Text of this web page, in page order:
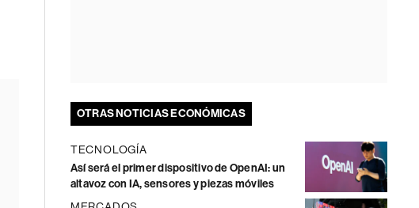
OTRAS NOTICIAS ECONÓMICAS
TECNOLOGÍA
Así será el primer dispositivo de OpenAI: un
altavoz con IA, sensores y piezas móviles